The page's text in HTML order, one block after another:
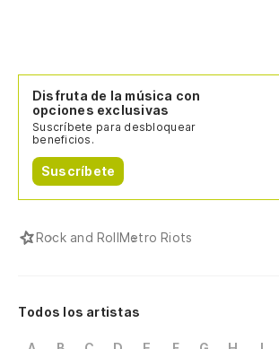
Disfruta de la música con
opciones exclusivas
Suscríbete para desbloquear
beneficios.
Suscríbete
Rock and RollMetro Riots
Todos los artistas